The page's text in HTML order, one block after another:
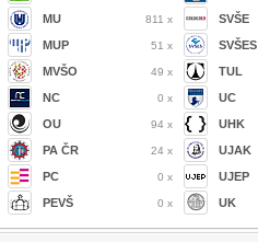
MU 811 x
MUP 51 x
MVŠO 49 x
NC 0 x
OU 94 x
PA ČR 24 x
PC 0 x
PEVŠ 0 x
SVŠE
SVŠES
TUL
UC
UHK
UJAK
UJEP
UK